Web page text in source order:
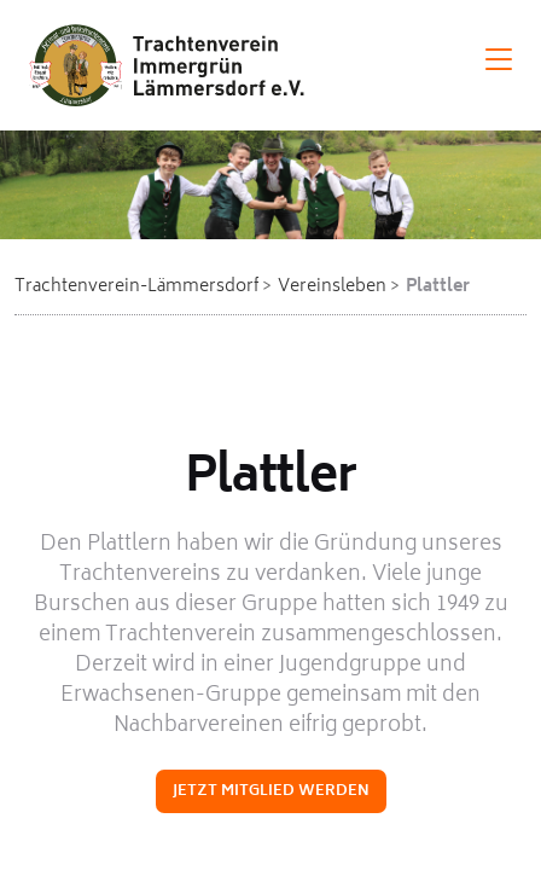
Trachtenverein-Lämmersdorf Vereinsleben Plattler
Plattler
Den Plattlern haben wir die Gründung unseres
Trachtenvereins zu verdanken. Viele junge
Burschen aus dieser Gruppe hatten sich 1949 zu
einem Trachtenverein zusammengeschlossen.
Derzeit wird in einer Jugendgruppe und
Erwachsenen-Gruppe gemeinsam mit den
Nachbarvereinen eifrig geprobt.
JETZT MITGLIED WERDEN